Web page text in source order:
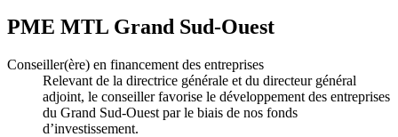
PME MTL Grand Sud-Ouest
Conseiller(ère) en financement des entreprises
Relevant de la directrice générale et du directeur général
adjoint, le conseiller favorise le développement des entreprises
du Grand Sud-Ouest par le biais de nos fonds
d’investissement.